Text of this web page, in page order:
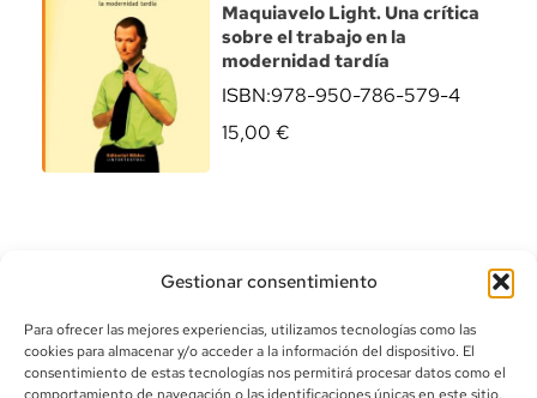
Gestionar consentimiento
Para ofrecer las mejores experiencias, utilizamos tecnologías como las
cookies para almacenar y/o acceder a la información del dispositivo. El
consentimiento de estas tecnologías nos permitirá procesar datos como el
Maquiavelo Light. Una crítica
sobre el trabajo en la
modernidad tardía
ISBN:978-950-786-579-4
15,00 €
info@canoalibros.com